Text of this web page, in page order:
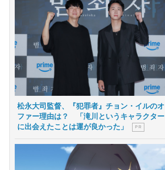
松永大司監督、『犯罪者』チョン・イルのオ
ファー理由は？ 「滝川というキャラクター
に出会えたことは運が良かった」
P R